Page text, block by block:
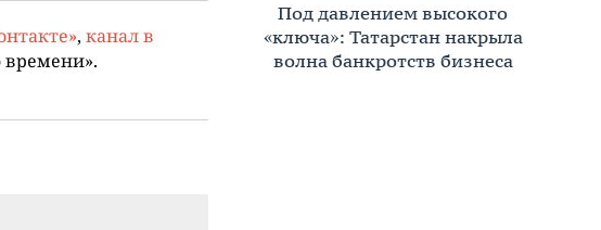
, канал в
времени».
Премиальное жилье в Казани:
тренды, критерии, покупатели в
2026 году